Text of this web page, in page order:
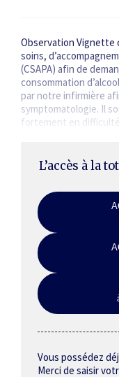
Observation Vignette
soins,
(CSAPA) afin de
consommation
par notre infirmière
symptomato­logie. Il
fortement en
L’accès à la
Vous possédez
Merci de saisir